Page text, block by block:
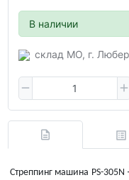
В наличии
склад МО, г.
Стреппинг машина PS-305N